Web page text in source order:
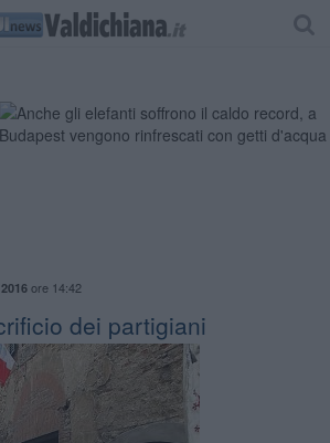
ore 14:42
dei partigiani